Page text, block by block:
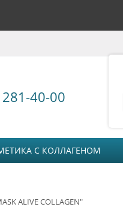
40-00
С КОЛЛАГЕНОМ
ALIVE COLLAGEN"